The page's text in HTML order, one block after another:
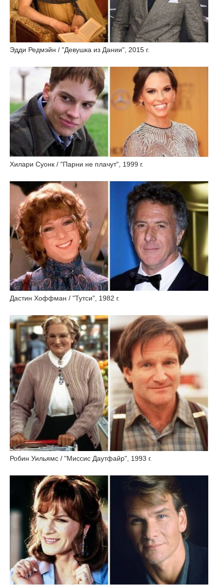
Эдди Редмэйн / "Девушка из Дании", 2015 г.
Хилари Суонк / "Парни не плачут", 1999 г.
Дастин Хоффман / "Тутси", 1982 г.
Робин Уильямс / "Миссис Даутфайр", 1993 г.